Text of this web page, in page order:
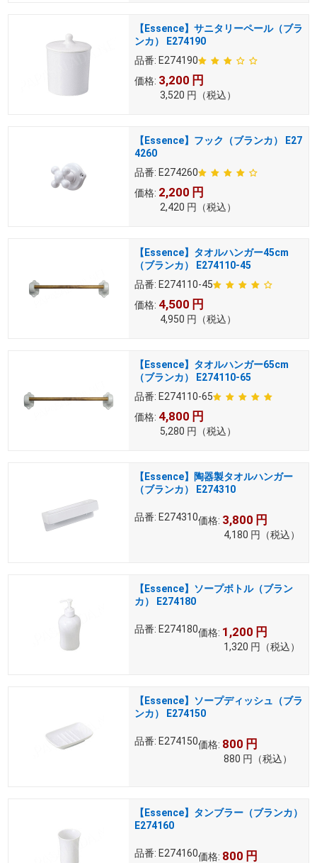
【Essence】サニタリーペール（ブラ
ンカ） E274190
品番: E274190
価格: 3,200 円
3,520 円 （税込）
【Essence】フック（ブランカ） E27
4260
品番: E274260
価格: 2,200 円
2,420 円 （税込）
【Essence】タオルハンガー45cm
（ブランカ） E274110-45
品番: E274110-45
価格: 4,500 円
4,950 円 （税込）
【Essence】タオルハンガー65cm
（ブランカ） E274110-65
品番: E274110-65
価格: 4,800 円
5,280 円 （税込）
【Essence】陶器製タオルハンガー
（ブランカ） E274310
品番: E274310価格: 3,800 円
4,180 円 （税込）
【Essence】ソープボトル（ブラン
カ） E274180
品番: E274180価格: 1,200 円
1,320 円 （税込）
【Essence】ソープディッシュ（ブラ
ンカ） E274150
品番: E274150価格: 800 円
880 円 （税込）
【Essence】タンブラー（ブランカ）
E274160
品番: E274160価格: 800 円